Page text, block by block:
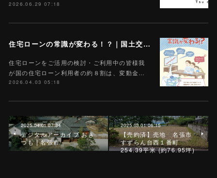
2026.06.29 07:18
住宅ローンの常識が変わる！？｜国土交通省
住宅ローンをご活用の検討・ご利用中の皆様我
が国の住宅ローン利用者の約８割は、変動金…
2026.04.03 05:18
2025.04.01 07:34
デジタルアーカイブ おき
つも | 名張市
2025.03.01 06:15
【売約済】売地 名張市
すずらん台西１番町
254.39平米 (約76.95坪)